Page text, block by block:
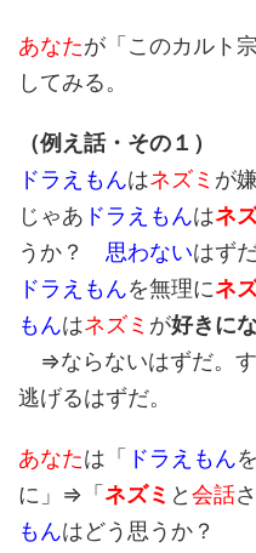
あなたが「このカルト
してみる。
（例え話・その１）
ドラえもんはネズミ が
じゃあ ドラえもんはネ
うか？ 思わないはずだ
ドラえもんを無理にネ
もんはネズミ が好きに
⇒ならないはずだ。
逃げるはずだ。
あなたは「 ドラえもんを
に」⇒「 ネズミ と会話
もんはどう思うか？